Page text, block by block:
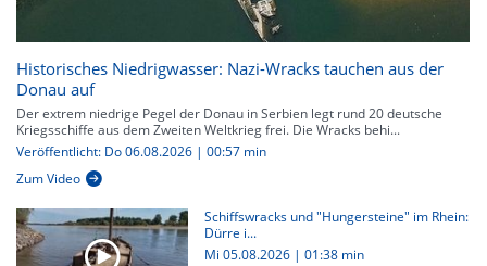
Historisches Niedrigwasser: Nazi-Wracks tauchen aus der
Donau auf
Der extrem niedrige Pegel der Donau in Serbien legt rund 20 deutsche
Kriegsschiffe aus dem Zweiten Weltkrieg frei. Die Wracks behi...
Veröffentlicht: Do 06.08.2026 | 00:57 min
Zum Video
Schiffswracks und "Hungersteine" im Rhein:
Dürre i...
Mi 05.08.2026 | 01:38 min